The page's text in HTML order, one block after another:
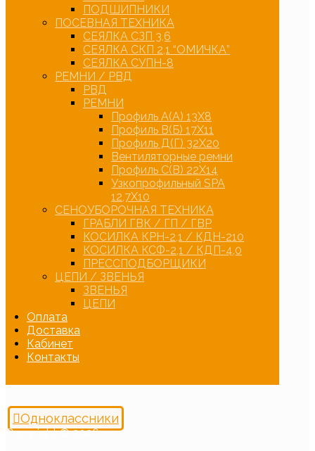
ПОДШИПНИКИ
ПОСЕВНАЯ ТЕХНИКА
СЕЯЛКА СЗП 3,6
СЕЯЛКА СКП 2,1 “ОМИЧКА”
СЕЯЛКА СУПН-8
РЕМНИ / РВД
РВД
РЕМНИ
Профиль А(А) 13Х8
Профиль В(Б) 17Х11
Профиль Д(Г) 32Х20
Вентиляторные ремни
Профиль С(В) 22Х14
Узкопрофильный SPA
12,7Х10
СЕНОУБОРОЧНАЯ ТЕХНИКА
ГРАБЛИ ГВК / ГП / ГВР
КОСИЛКА КРН-2,1 / КДН-210
КОСИЛКА КСФ-2,1 / КДП-4,0
ПРЕССПОДБОРЩИКИ
ЦЕПИ / ЗВЕНЬЯ
ЗВЕНЬЯ
ЦЕПИ
Оплата
Доставка
Кабинет
Контакты
Одноклассники
Copyright © 2026